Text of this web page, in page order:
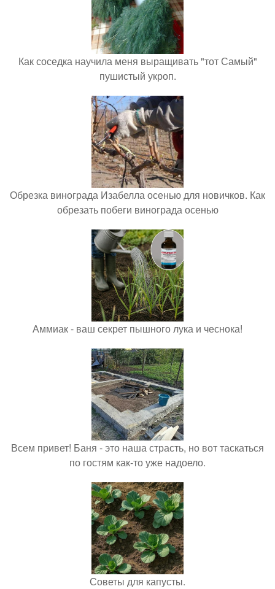
Как соседка научила меня выращивать "тот Самый"
пушистый укроп.
Обрезка винограда Изабелла осенью для новичков. Как
обрезать побеги винограда осенью
Аммиак - ваш секрет пышного лука и чеснока!
Всем привет! Баня - это наша страсть, но вот таскаться
по гостям как-то уже надоело.
Советы для капусты.